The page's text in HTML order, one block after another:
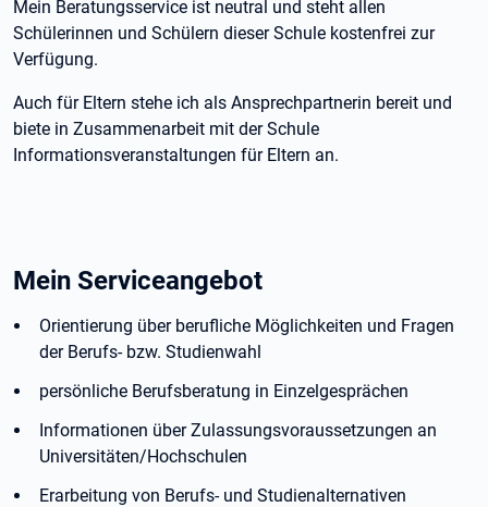
Mein Beratungsservice ist neutral und steht allen
Schülerinnen und Schülern dieser Schule kostenfrei zur
Verfügung.
Auch für Eltern stehe ich als Ansprechpartnerin bereit und
biete in Zusammenarbeit mit der Schule
Informationsveranstaltungen für Eltern an.
Mein Serviceangebot
Orientierung über berufliche Möglichkeiten und Fragen
der Berufs- bzw. Studienwahl
persönliche Berufsberatung in Einzelgesprächen
Informationen über Zulassungsvoraussetzungen an
Universitäten/Hochschulen
Erarbeitung von Berufs- und Studienalternativen